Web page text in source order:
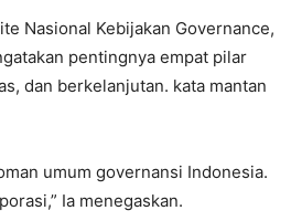
Nasional Kebijakan Governance,
pentingnya empat pilar
dan berkelanjutan. kata mantan
umum governansi Indonesia.
Ia menegaskan.